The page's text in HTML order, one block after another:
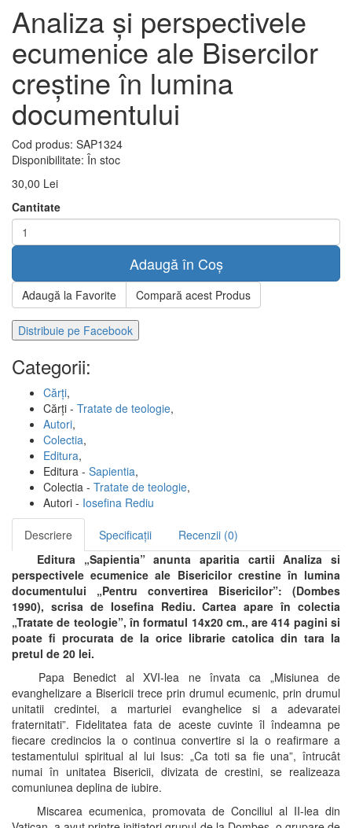
Analiza şi perspectivele
ecumenice ale Bisercilor
creştine în lumina
documentului
Cod produs: SAP1324
Disponibilitate: În stoc
30,00 Lei
Cantitate
Adaugă în Coș
Adaugă la Favorite Compară acest Produs
Distribuie pe Facebook
Categorii:
Cărți,
Cărți - Tratate de teologie,
Autori,
Colectia,
Editura,
Editura - Sapientia,
Colectia - Tratate de teologie,
Autori - Iosefina Rediu
Descriere Specificații
Recenzii (0)
Editura „Sapientia” anunta aparitia cartii Analiza si
perspectivele ecumenice ale Bisericilor crestine în lumina
documentului „Pentru convertirea Bisericilor”: (Dombes
1990), scrisa de Iosefina Rediu. Cartea apare în colectia
„Tratate de teologie”, în formatul 14x20 cm., are 414 pagini si
poate fi procurata de la orice librarie catolica din tara la
pretul de 20 lei.
Papa Benedict al XVI-lea ne învata ca „Misiunea de
evanghelizare a Bisericii trece prin drumul ecumenic, prin drumul
unitatii credintei, a marturiei evanghelice si a adevaratei
fraternitati”. Fidelitatea fata de aceste cuvinte îl îndeamna pe
fiecare credincios la o continua convertire si la o reafirmare a
testamentului spiritual al lui Isus: „Ca toti sa fie una”, întrucât
numai în unitatea Bisericii, divizata de crestini, se realizeaza
comuniunea deplina de iubire.
Miscarea ecumenica, promovata de Conciliul al II-lea din